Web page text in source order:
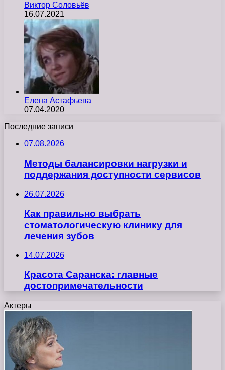
Виктор Соловьёв
16.07.2021
Елена Астафьева
07.04.2020
Последние записи
07.08.2026
Методы балансировки нагрузки и
поддержания доступности сервисов
26.07.2026
Как правильно выбрать
стоматологическую клинику для
лечения зубов
14.07.2026
Красота Саранска: главные
достопримечательности
Актеры